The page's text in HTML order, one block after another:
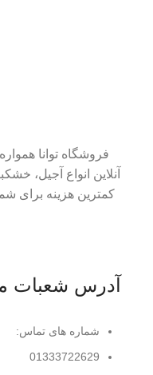
فروشگاه توانا
آنلاین انواع آجیل،
کمترین هزینه برای
آدرس شعبات
شماره های تماس:
01333722629